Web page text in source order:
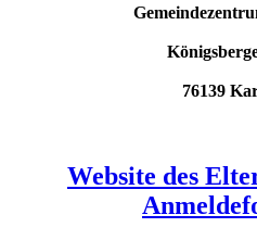
76139
Website des